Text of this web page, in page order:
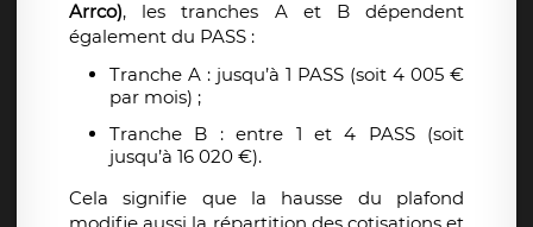
Arrco), les tranches A et B dépendent
également du PASS :
Tranche A : jusqu’à 1 PASS (soit 4 005 €
par mois) ;
Tranche B : entre 1 et 4 PASS (soit
jusqu’à 16 020 €).
Cela signifie que la hausse du plafond
modifie aussi la répartition des cotisations et